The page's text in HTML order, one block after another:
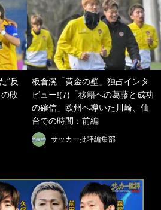
“反
敗
板倉滉「黄金の壁」独占インタ
ビュー!(7)「移籍への葛藤と成功
の確信」欧州へ導いた川崎、仙
台での時間：前編
サッカー批評編集部